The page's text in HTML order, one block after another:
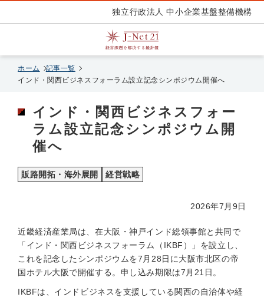
独立行政法人 中小企業基盤整備機構
ホーム
記事一覧
インド・関西ビジネスフォーラム設立記念シンポジウム開催へ
インド・関西ビジネスフォー
ラム設立記念シンポジウム開
催へ
販路開拓・海外展開 経営戦略
2026年7月9日
近畿経済産業局は、在大阪・神戸インド総領事館と共同で
「インド・関西ビジネスフォーラム（IKBF）」を設立し、
これを記念したシンポジウムを7月28日に大阪市北区の帝
国ホテル大阪で開催する。申し込み期限は7月21日。
IKBFは、インドビジネスを支援している関西の自治体や経